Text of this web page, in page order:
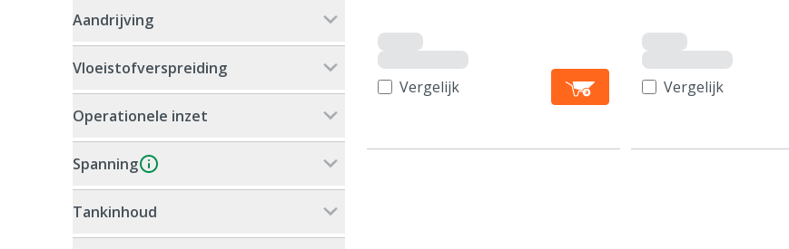
Aandrijving
Vloeistofverspreiding
Operationele inzet
Spanning
Tankinhoud
Vergelijk Vergelijk